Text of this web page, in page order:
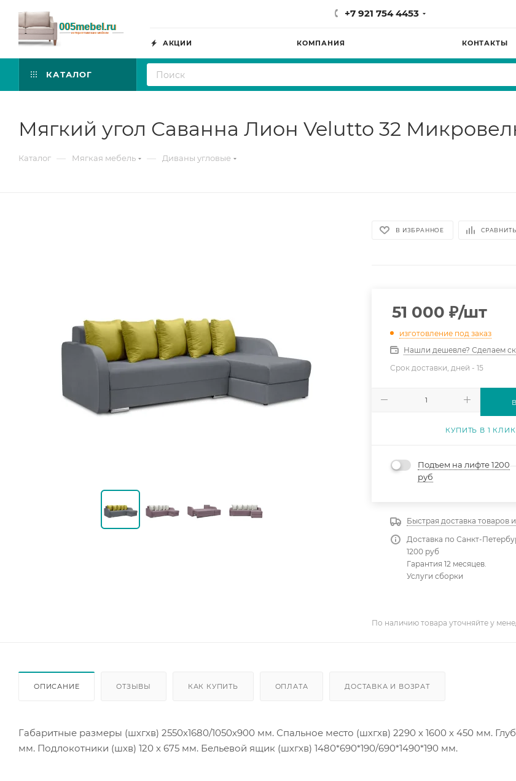
+7 921 754 4453
АКЦИИ КОМПАНИЯ КОНТАКТЫ
КАТАЛОГ
Мягкий угол Саванна Лион Velutto 32
Каталог — Мягкая мебель — Диваны угловые
В ИЗБРАННОЕ СРАВНИТЬ
51 000 ₽/шт
изготовление под заказ
Нашли дешевле? Сделаем
Срок доставки, дней -15
КУПИТЬ В 1 КЛИК
Подъем на лифте 1200
руб
Быстрая доставка товаров
Доставка по Санкт-
1200 руб
Гарантия 12 месяцев.
Услуги сборки
По наличию товара уточняйте у
ОПИСАНИЕ ОТЗЫВЫ КАК КУПИТЬ ОПЛАТА ДОСТАВКА И ВОЗРАТ
Габаритные размеры (шхгхв) 2550х1680/1050х900 мм. Спальное место (шхгхв) 2290 х 1600 х 450 мм.
мм. Подлокотники (шхв) 120 х 675 мм. Бельевой ящик (шхгхв) 1480*690*190/690*1490*190 мм.